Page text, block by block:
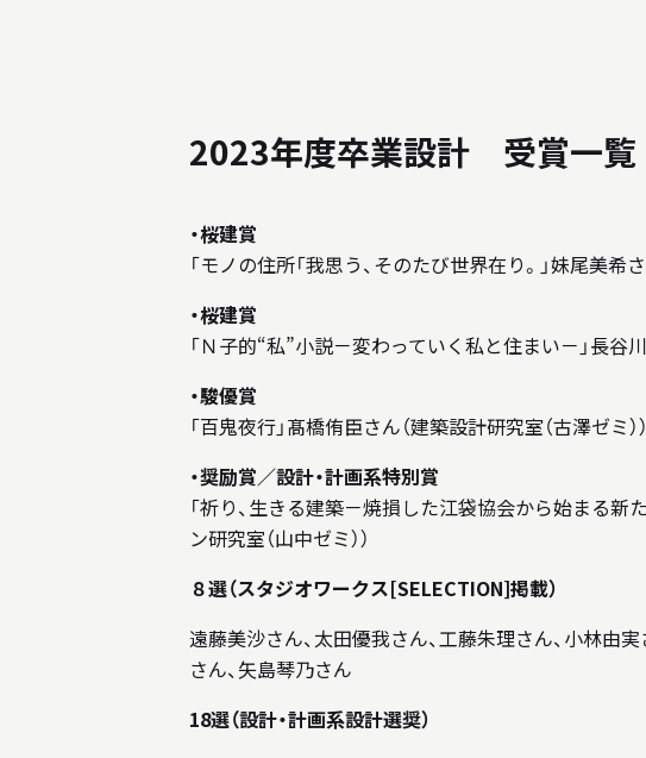
2023年度卒業設計 受賞一覧
・桜建賞
「モノの住所「我思う、そのたび世界在り。」妹尾美希
・桜建賞
「Ｎ子的“私”小説－変わっていく私と住まい－」⻑⾕
・駿優賞
「百鬼夜行」髙橋侑⾂さん（建築設計研究室（古澤ゼミ））
・奨励賞／設計・計画系特別賞
「祈り、生きる建築－焼損した江袋協会から始まる新
ン研究室（山中ゼミ））
８選（スタジオワークス[SELECTION]掲載）
遠藤美沙さん、太田優我さん、⼯藤朱理さん、小林由
さん、矢島琴乃さん
18選（設計・計画系設計選奨）